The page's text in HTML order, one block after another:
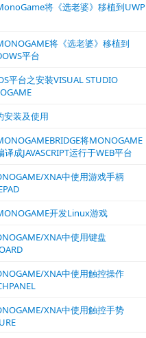
将《选老婆》移植到UWP
将《选老婆》移植到
平台
平台之安装VISUAL STUDIO
安装及使用
将MONOGAME
译成JAVASCRIPT运行于WEB平台
XNA中使用游戏手柄
开发Linux游戏
XNA中使用键盘
XNA中使用触控操作
XNA中使用触控手势